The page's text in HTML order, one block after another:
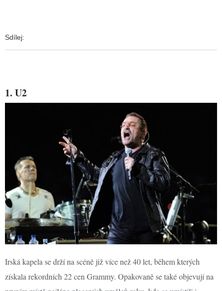
Sdílej:
1. U2
Irská kapela se drží na scéně již více než 40 let, během kterých
získala rekordních 22 cen Grammy. Opakovaně se také objevují na